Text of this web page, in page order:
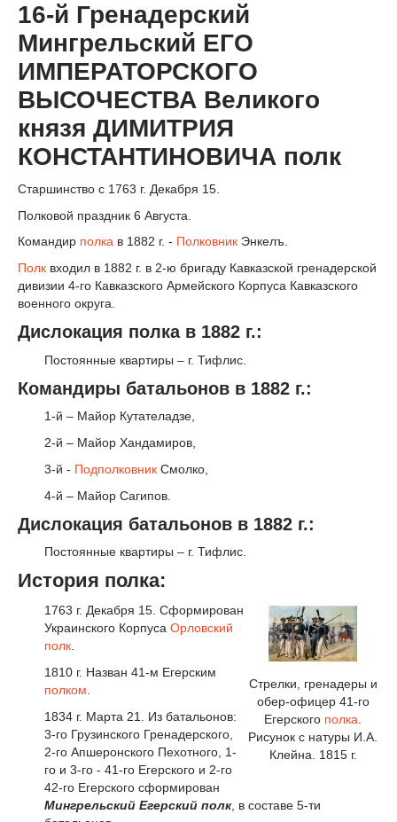
16-й Гренадерский
Мингрельский ЕГО
ИМПЕРАТОРСКОГО
ВЫСОЧЕСТВА Великого
князя ДИМИТРИЯ
КОНСТАНТИНОВИЧА полк
Старшинство с 1763 г. Декабря 15.
Полковой праздник 6 Августа.
Командир полка в 1882 г. - Полковник Энкелъ.
Полк входил в 1882 г. в 2-ю бригаду Кавказской гренадерской
дивизии 4-го Кавказского Армейского Корпуса Кавказского
военного округа.
Дислокация полка в 1882 г.:
Постоянные квартиры – г. Тифлис.
Командиры батальонов в 1882 г.:
1-й – Майор Кутателадзе,
2-й – Майор Хандамиров,
3-й - Подполковник Смолко,
4-й – Майор Сагипов.
Дислокация батальонов в 1882 г.:
Постоянные квартиры – г. Тифлис.
История полка:
Стрелки, гренадеры и
обер-офицер 41-го
Егерского полка
Рисунок с натуры И.А.
Клейна. 1815 г.
1763 г. Декабря 15. Сформирован
Украинского Корпуса Орловский
полк
1810 г. Назван 41-м Егерским
полком
1834 г. Марта 21. Из батальонов:
3-го Грузинского Гренадерского,
2-го Апшеронского Пехотного, 1-
го и 3-го - 41-го Егерского и 2-го
42-го Егерского сформирован
Мингрельский Егерский полк, в составе 5-ти